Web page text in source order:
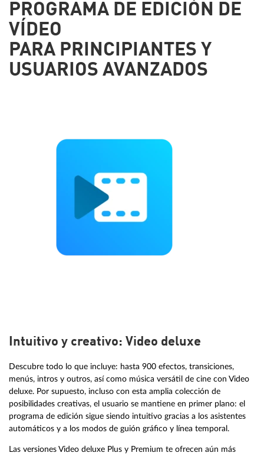
PROGRAMA DE EDICIÓN DE
VÍDEO
PARA PRINCIPIANTES Y
USUARIOS AVANZADOS
Intuitivo y creativo: Video deluxe
Descubre todo lo que incluye: hasta 900 efectos, transiciones,
menús, intros y outros, así como música versátil de cine con Video
deluxe. Por supuesto, incluso con esta amplia colección de
posibilidades creativas, el usuario se mantiene en primer plano: el
programa de edición sigue siendo intuitivo gracias a los asistentes
automáticos y a los modos de guión gráfico y línea temporal.
Las versiones Video deluxe Plus y Premium te ofrecen aún más